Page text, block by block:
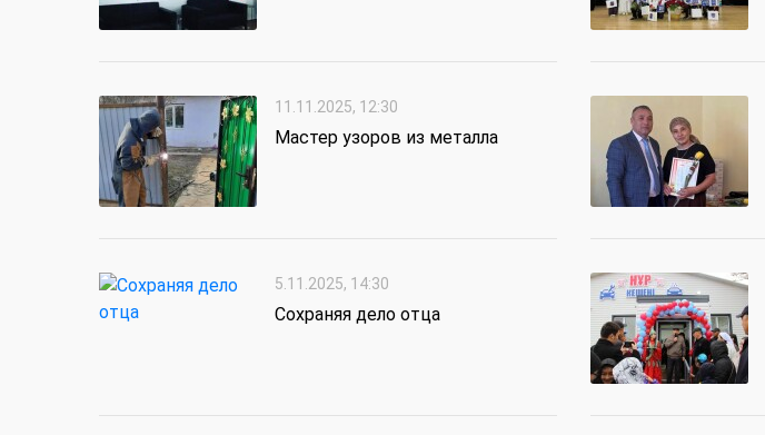
11.11.2025, 12:30
Мастер узоров из металла
5.11.2025, 14:30
Сохраняя дело отца